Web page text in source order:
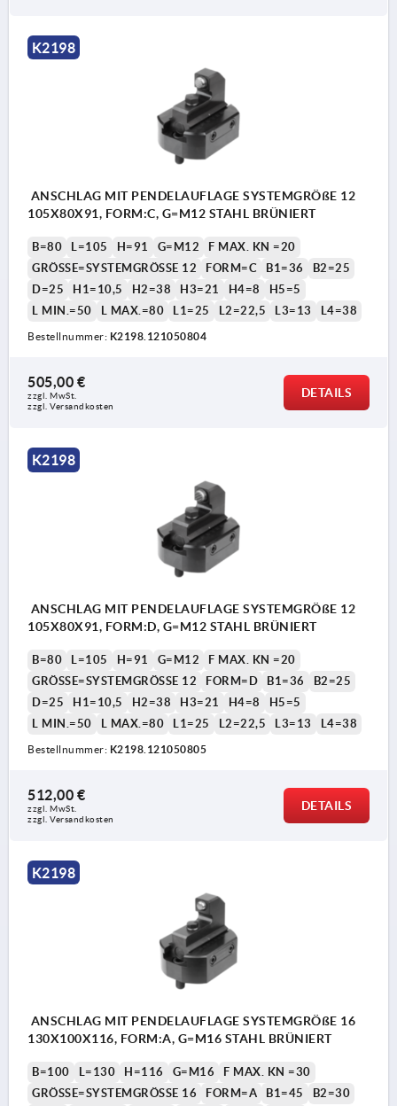
K2198
ANSCHLAG MIT PENDELAUFLAGE SYSTEMGRÖßE 12
105X80X91, FORM:C, G=M12 STAHL BRÜNIERT
B=80 L=105 H=91 G=M12
F MAX. KN =20
GRÖSSE=SYSTEMGRÖSSE 12
FORM=C B1=36
B2=25
D=25
H1=10,5 H2=38 H3=21 H4=8
H5=5
L MIN.=50
L MAX.=80 L1=25 L2=22,5 L3=13 L4=38
Bestellnummer: K2198.121050804
505,00 €
zzgl. MwSt.
zzgl. Versandkosten
DETAILS
K2198
ANSCHLAG MIT PENDELAUFLAGE SYSTEMGRÖßE 12
105X80X91, FORM:D, G=M12 STAHL BRÜNIERT
B=80 L=105 H=91 G=M12
F MAX. KN =20
GRÖSSE=SYSTEMGRÖSSE 12
FORM=D B1=36
B2=25
D=25
H1=10,5 H2=38 H3=21 H4=8
H5=5
L MIN.=50
L MAX.=80 L1=25 L2=22,5 L3=13 L4=38
Bestellnummer: K2198.121050805
512,00 €
zzgl. MwSt.
zzgl. Versandkosten
DETAILS
K2198
ANSCHLAG MIT PENDELAUFLAGE SYSTEMGRÖßE 16
130X100X116, FORM:A, G=M16 STAHL BRÜNIERT
B=100 L=130 H=116 G=M16
F MAX. KN =30
GRÖSSE=SYSTEMGRÖSSE 16
FORM=A B1=45
B2=30